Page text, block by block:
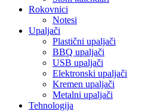
Rokovnici
Notesi
Upaljači
Plastični upaljači
BBQ upaljači
USB upaljači
Elektronski upaljači
Kremen upaljači
Metalni upaljači
Tehnologija